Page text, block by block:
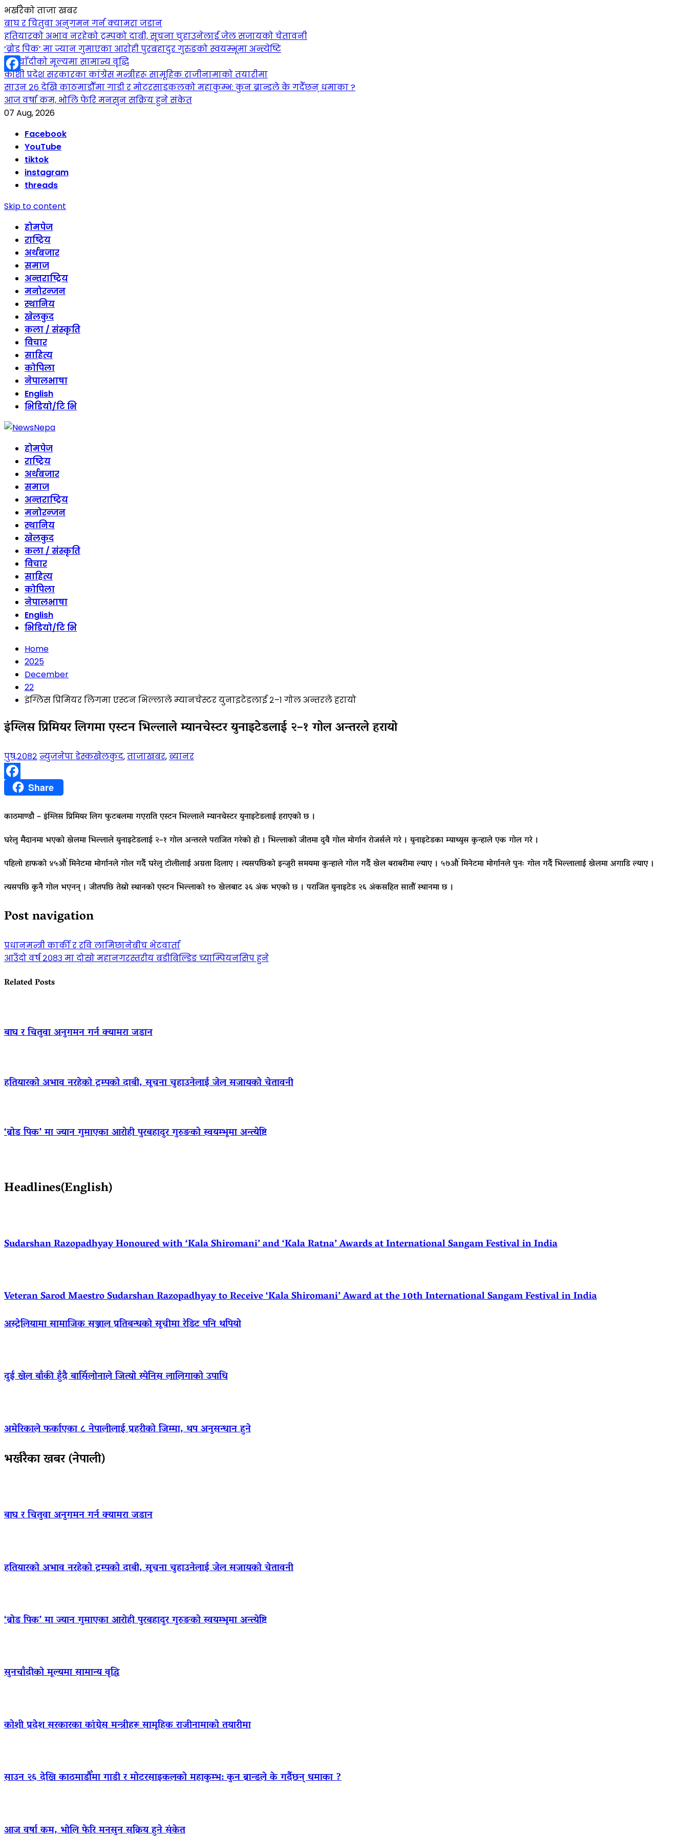
भर्खरैको ताजा खबर
बाघ र चितुवा अनुगमन गर्न क्यामरा जडान
हतियारको अभाव नरहेको ट्रम्पको दाबी, सूचना चुहाउनेलाई जेल सजायको चेतावनी
‘ब्रोड पिक’ मा ज्यान गुमाएका आराेही पुरबहादुर गुरुङको स्वयम्भूमा अन्त्येष्टि
सुनचाँदीको मूल्यमा सामान्य वृद्धि
कोशी प्रदेश सरकारका कांग्रेस मन्त्रीहरू सामूहिक राजीनामाको तयारीमा
साउन २६ देखि काठमाडौँमा गाडी र मोटरसाइकलको महाकुम्भ: कुन ब्रान्डले के गर्दैछन् धमाका ?
आज वर्षा कम, भोलि फेरि मनसुन सक्रिय हुने संकेत
07 Aug, 2026
Facebook
YouTube
tiktok
instagram
threads
Skip to content
होमपेज
राष्ट्रिय
अर्थबजार
समाज
अन्तराष्ट्रिय
मनोरन्जन
स्थानिय
खेलकुद
कला / संस्कृति
विचार
साहित्य
कोपिला
नेपालभाषा
English
भिडियो/टि भि
होमपेज
राष्ट्रिय
अर्थबजार
समाज
अन्तराष्ट्रिय
मनोरन्जन
स्थानिय
खेलकुद
कला / संस्कृति
विचार
साहित्य
कोपिला
नेपालभाषा
English
भिडियो/टि भि
Home
2025
December
22
इंग्लिस प्रिमियर लिगमा एस्टन भिल्लाले म्यानचेस्टर युनाइटेडलाई २–१ गोल अन्तरले हरायो
इंग्लिस प्रिमियर लिगमा एस्टन भिल्लाले म्यानचेस्टर युनाइटेडलाई २–१ गोल अन्तरले हरायो
पुष,२०८२ न्युजनेपा डेस्कखेलकुद,ताजाखबर,ब्यानर
FacebookShare
काठमाण्डौ – इंग्लिस प्रिमियर लिग फुटबलमा गएराति एस्टन भिल्लाले म्यानचेस्टर युनाइटेडलाई हराएको छ ।
घरेलु मैदानमा भएको खेलमा भिल्लाले युनाइटेडलाई २–१ गोल अन्तरले पराजित गरेको हो । भिल्लाको जीतमा दुवै गोल मोर्गान रोजर्सले गरे । युनाइटेडका म्याथ्युस कुन्हाले एक गोल गरे ।
पहिलो हाफको ४५औं मिनेटमा मोर्गानले गोल गर्दै घरेलु टोलीलाई अग्रता दिलाए । त्यसपछिको इन्जुरी समयमा कुन्हाले गोल गर्दै खेल बराबरीमा ल्याए । ५७औं मिनेटमा मोर्गानले पुनः गोल गर्दै भिल्लालाई खेलमा अगाडि ल्याए ।
त्यसपछि कुनै गोल भएनन् । जीतपछि तेस्रो स्थानको एस्टन भिल्लाको १७ खेलबाट ३६ अंक भएको छ । पराजित युनाइटेड २६ अंकसहित सातौं स्थानमा छ ।
Post navigation
प्रधानमन्त्री कार्की र रवि लामिछानेबीच भेटवार्ता
आउँदो वर्ष २०८३ मा दोस्रो महानगरस्तरीय बडीबिल्डिङ च्याम्पियनसिप हुने
Related Posts
बाघ र चितुवा अनुगमन गर्न क्यामरा जडान
हतियारको अभाव नरहेको ट्रम्पको दाबी, सूचना चुहाउनेलाई जेल सजायको चेतावनी
‘ब्रोड पिक’ मा ज्यान गुमाएका आराेही पुरबहादुर गुरुङको स्वयम्भूमा अन्त्येष्टि
Headlines(English)
Sudarshan Razopadhyay Honoured with ‘Kala Shiromani’ and ‘Kala Ratna’ Awards at International Sangam Festival in India
Veteran Sarod Maestro Sudarshan Razopadhyay to Receive ‘Kala Shiromani’ Award at the 10th International Sangam Festival in India
अस्ट्रेलियामा सामाजिक सञ्जाल प्रतिबन्धको सूचीमा रेडिट पनि थपियो
दुई खेल बाँकी हुँदै बार्सिलोनाले जित्यो स्पेनिस लालिगाको उपाधि
अमेरिकाले फर्काएका ८ नेपालीलाई प्रहरीको जिम्मा, थप अनुसन्धान हुने
भर्खरैका खबर (नेपाली)
बाघ र चितुवा अनुगमन गर्न क्यामरा जडान
हतियारको अभाव नरहेको ट्रम्पको दाबी, सूचना चुहाउनेलाई जेल सजायको चेतावनी
‘ब्रोड पिक’ मा ज्यान गुमाएका आराेही पुरबहादुर गुरुङको स्वयम्भूमा अन्त्येष्टि
सुनचाँदीको मूल्यमा सामान्य वृद्धि
कोशी प्रदेश सरकारका कांग्रेस मन्त्रीहरू सामूहिक राजीनामाको तयारीमा
साउन २६ देखि काठमाडौँमा गाडी र मोटरसाइकलको महाकुम्भ: कुन ब्रान्डले के गर्दैछन् धमाका ?
आज वर्षा कम, भोलि फेरि मनसुन सक्रिय हुने संकेत
Facebook